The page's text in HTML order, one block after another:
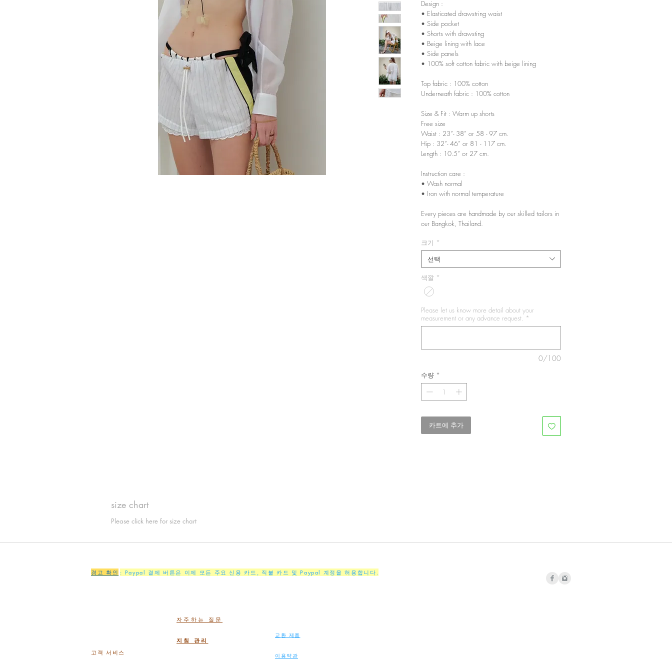
Design :
• Elasticated drawstring waist
• Side pocket
• Shorts with drawsting
• Beige lining with lace
• Side panels
• 100% soft cotton fabric with beige lining
Top fabric : 100% cotton
Underneath fabric : 100% cotton
Size & Fit : Warm up shorts
Free size
Waist : 23”- 38” or 58 - 97 cm.
Hip : 32”- 46” or 81 - 117 cm.
Length : 10.5” or 27 cm.
Instruction care :
• Wash normal
• Iron with normal temperature
Every pieces are handmade by our skilled tailors in
our Bangkok, Thailand.
크기 *
선택
색깔 *
Please let us know more detail about your
measurement or any advance request. *
0/100
수량 *
카트에 추가
size chart
Please click here for size chart
경고 확인 : Paypal 결제 버튼은 이제 모든 주요 신용 카드, 직불 카드 및 Paypal 계정을 허용합니다.
자주하는 질문
고객 서비스
지침 관리
교환 제품
이용약관